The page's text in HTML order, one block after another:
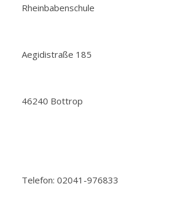
Rheinbabenschule
Aegidistraße 185
46240 Bottrop
Telefon: 02041-976833